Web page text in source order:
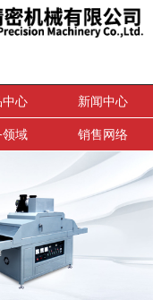
中心 新闻中心
领域 销售网络
搜索